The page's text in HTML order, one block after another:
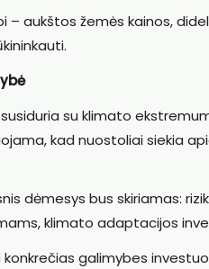
– aukštos žemės kainos,
su klimato
kad nuostoliai siekia
dėmesys bus skiriamas:
klimato adaptacijos
konkrečias galimybes